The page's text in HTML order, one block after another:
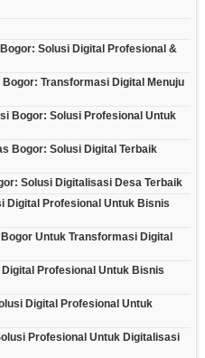
Solusi Digital Profesional &
Transformasi Digital Menuju
Bogor: Solusi Profesional Untuk
Bogor: Solusi Digital Terbaik
Solusi Digitalisasi Desa Terbaik
Digital Profesional Untuk Bisnis
Untuk Transformasi Digital
Profesional Untuk Bisnis
Digital Profesional Untuk
Profesional Untuk Digitalisasi